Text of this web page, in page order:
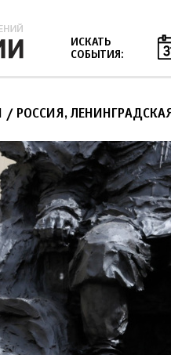
ИСКАТЬ
СОБЫТИЯ:
/ РОССИЯ,